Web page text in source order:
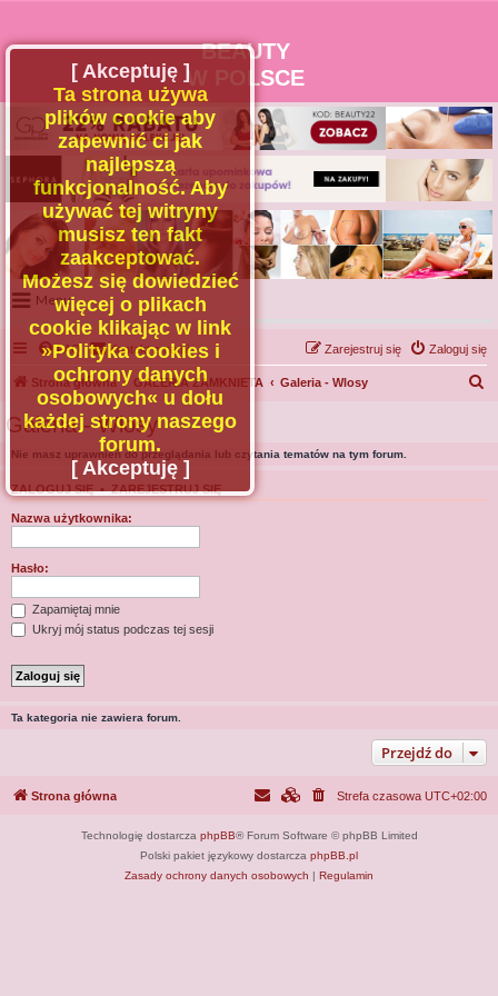
BEAUTY
W POLSCE
Menu
Portal
Facebook
Regulamin
Zapytaj administratora
Kontakt
FAQ Kontakt z nami Zaloguj się
Zarejestruj się
Strona główna GALERIA ZAMKNIETA Galeria - Wlosy
Galeria - Wlosy
Nie masz uprawnień do przeglądania lub czytania tematów na tym forum.
ZALOGUJ SIĘ•ZAREJESTRUJ SIĘ
Nazwa użytkownika:
Hasło:
Zapamiętaj mnie
Ukryj mój status podczas tej sesji
Ta kategoria nie zawiera forum.
Przejdź do
[ Akceptuję ]
Ta strona używa
plików cookie aby
zapewnić ci jak
najlepszą
funkcjonalność. Aby
używać tej witryny
musisz ten fakt
zaakceptować.
Możesz się dowiedzieć
więcej o plikach
cookie klikając w link
»Polityka cookies i
ochrony danych
osobowych« u dołu
każdej strony naszego
forum.
[ Akceptuję ]
Strona główna Strefa czasowa UTC+02:00
Technologię dostarcza phpBB® Forum Software © phpBB Limited
Polski pakiet językowy dostarcza phpBB.pl
Zasady ochrony danych osobowych | Regulamin